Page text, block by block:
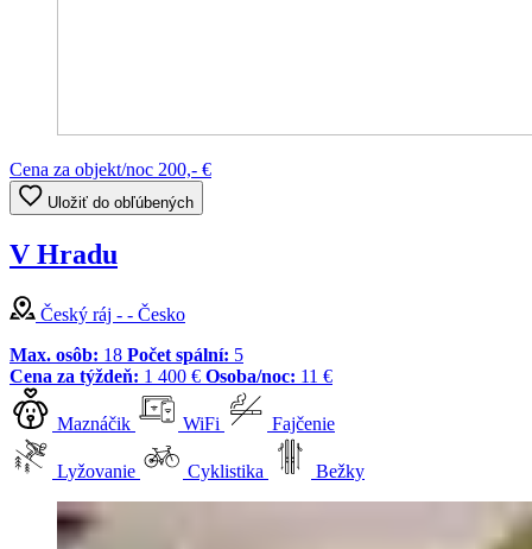
Cena za objekt/noc 200,- €
Uložiť do obľúbených
V Hradu
Český ráj - - Česko
Max. osôb: 18 Počet spální: 5
Cena za týždeň: 1 400 € Osoba/noc: 11 €
Maznáčik WiFi Fajčenie
Lyžovanie Cyklistika Bežky